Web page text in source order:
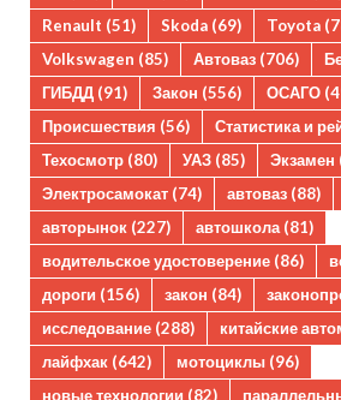
Renault (51) Skoda (69) Toyota
Volkswagen (85) Автоваз (706)
ГИБДД (91) Закон (556) ОСАГО
Происшествия (56) Статистика и
Техосмотр (80) УАЗ (85) Экзамен
Электросамокат (74) автоваз (88)
авторынок (227) автошкола(81)
водительское удостоверение (86)
дороги (156) закон (84)
исследование (288) китайские
лайфхак (642) мотоциклы (96)
новые технологии (82)